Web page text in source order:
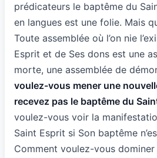
prédicateurs le baptême du
en langues est une folie. Mais
Toute assemblée où l’on nie
Esprit et de Ses dons est une
morte, une assemblée de
voulez-vous mener une
recevez pas le baptême du
voulez-vous voir la
Saint Esprit si Son baptême
Comment voulez-vous